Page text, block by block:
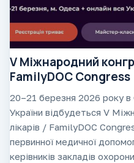
V Міжнародний
FamilyDOC Congress
20–21 березня 2026 року в
України відбудеться V
лікарів / FamilyDOC
первинної медичної
керівників закладів